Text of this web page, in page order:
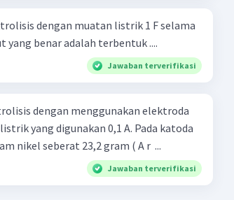
dengan muatan listrik 1 F selama
yang benar adalah terbentuk ....
Jawaban terverifikasi
dengan menggunakan elektroda
yang digunakan 0,1 A. Pada katoda
nikel seberat 23,2 gram ( A r ​ ...
Jawaban terverifikasi